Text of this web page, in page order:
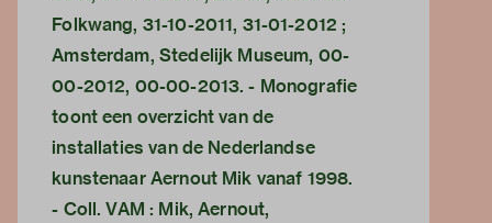
Folkwang, 31-10-2011, 31-01-2012 ;
Amsterdam, Stedelijk Museum, 00-
00-2012, 00-00-2013. - Monografie
toont een overzicht van de
installaties van de Nederlandse
kunstenaar Aernout Mik vanaf 1998.
- Coll. VAM : Mik, Aernout,